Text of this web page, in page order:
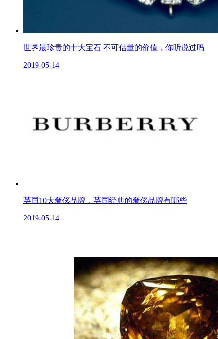
世界最珍贵的十大宝石 不可估量的价值，你听说过吗
2019-05-14
英国10大奢侈品牌，英国经典的奢侈品牌有哪些
2019-05-14